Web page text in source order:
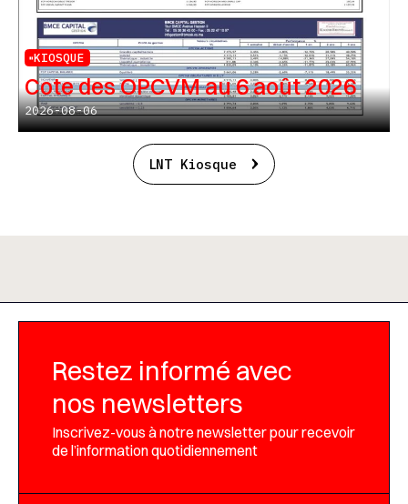
KIOSQUE
Cote des OPCVM au 6 août 2026
2026-08-06
LNT Kiosque
Restez informé avec
nos newsletters
Inscrivez-vous à notre newsletter pour recevoir
de l’information quotidiennement